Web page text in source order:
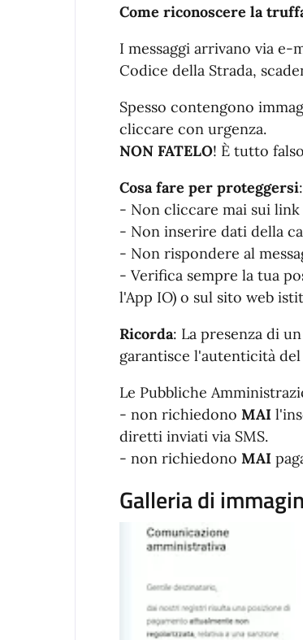
Come riconoscere la
I messaggi arrivano via e-
Codice della Strada,
Spesso contengono
cliccare con urgenza.
NON FATELO! È tutto
Cosa fare per proteggersi:
- Non cliccare mai sui
- Non inserire dati della
- Non rispondere al
- Verifica sempre la tua
l'App IO) o sul sito web
Ricorda: La presenza di
garantisce l'autenticità del
Le Pubbliche
- non richiedono MAI
diretti inviati via SMS.
- non richiedono MAI
Galleria di